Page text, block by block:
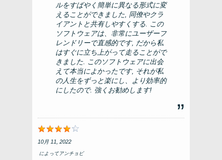
ルをすばやく簡単に異なる形式に変
えることができました, 同僚やクラ
イアントと共有しやすくする. この
ソフトウェアは、非常にユーザーフ
レンドリーで直感的です, だから私
はすぐに立ち上がって走ることがで
きました. このソフトウェアに出会
えて本当によかったです, それが私
の人生をずっと楽にし、より効率的
にしたので. 強くお勧めします!
10月 11, 2022
によってアンチョビ